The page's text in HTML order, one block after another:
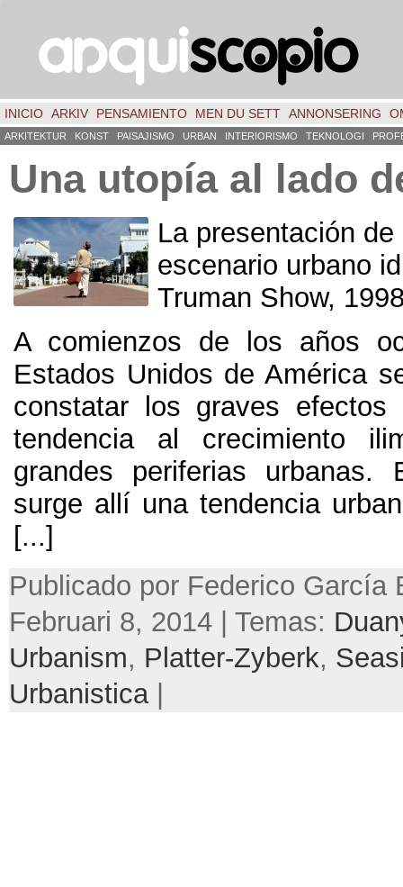
INICIO ARKIV PENSAMIENTO MEN DU SETT ANNONSERING
ARKITEKTUR KONST PAISAJISMO URBAN INTERIORISMO TEKNOLOGI
Una utopía al lado
La presentación
escenario urbano
Truman Show,
A comienzos de los años
Estados Unidos de América
constatar los graves
tendencia al crecimiento
grandes periferias urbanas.
surge allí una tendencia
[...]
Publicado por Federico García
Februari 8, 2014 | Temas:
Urbanism, Platter-Zyberk,
Urbanistica|